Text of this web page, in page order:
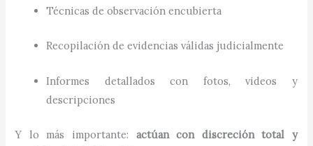
Técnicas de observación encubierta
Recopilación de evidencias válidas judicialmente
Informes detallados con fotos, videos y
descripciones
Y lo más importante: actúan con discreción total y